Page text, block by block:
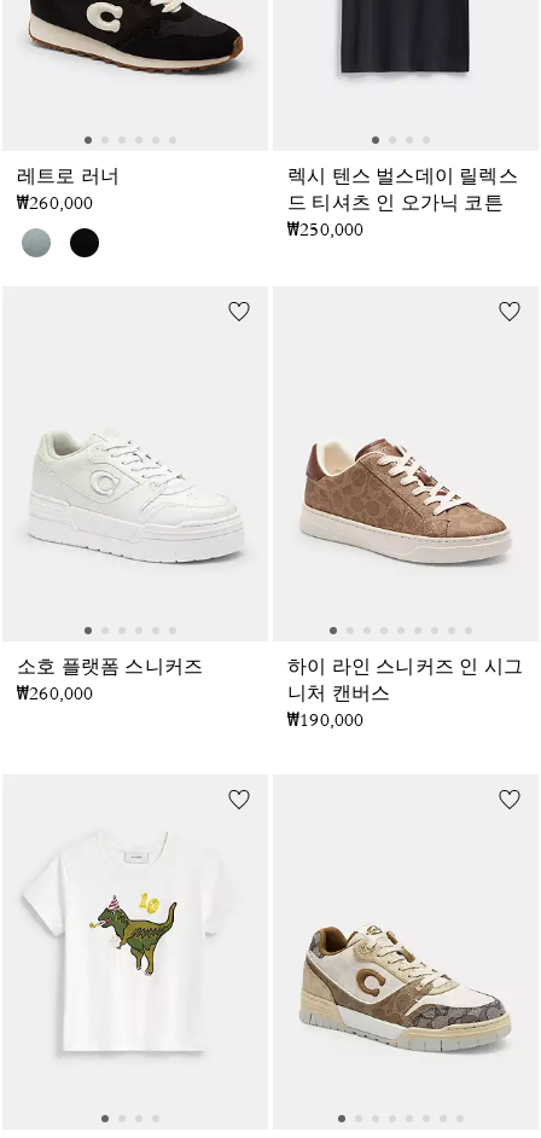
레트로 러너
₩260,000
렉시 텐스 벌스데이 릴렉스
드 티셔츠 인 오가닉 코튼
₩250,000
소호 플랫폼 스니커즈
₩260,000
하이 라인 스니커즈 인 시그
니처 캔버스
₩190,000